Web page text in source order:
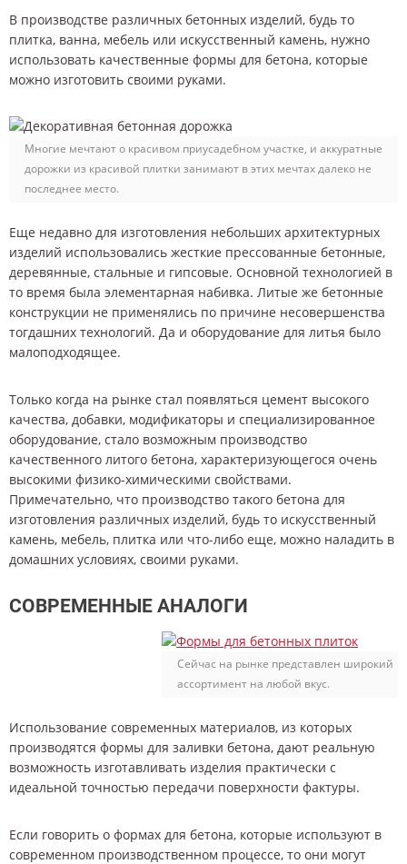
В производстве различных бетонных изделий, будь то
плитка, ванна, мебель или искусственный камень, нужно
использовать качественные формы для бетона, которые
можно изготовить своими руками.
Многие мечтают о красивом приусадебном участке, и аккуратные
дорожки из красивой плитки занимают в этих мечтах далеко не
последнее место.
Еще недавно для изготовления небольших архитектурных
изделий использовались жесткие прессованные бетонные,
деревянные, стальные и гипсовые. Основной технологией в
то время была элементарная набивка. Литые же бетонные
конструкции не применялись по причине несовершенства
тогдашних технологий. Да и оборудование для литья было
малоподходящее.
Только когда на рынке стал появляться цемент высокого
качества, добавки, модификаторы и специализированное
оборудование, стало возможным производство
качественного литого бетона, характеризующегося очень
высокими физико-химическими свойствами.
Примечательно, что производство такого бетона для
изготовления различных изделий, будь то искусственный
камень, мебель, плитка или что-либо еще, можно наладить в
домашних условиях, своими руками.
СОВРЕМЕННЫЕ АНАЛОГИ
Сейчас на рынке представлен широкий
ассортимент на любой вкус.
Использование современных материалов, из которых
производятся формы для заливки бетона, дают реальную
возможность изготавливать изделия практически с
идеальной точностью передачи поверхности фактуры.
Если говорить о формах для бетона, которые используют в
современном производственном процессе, то они могут